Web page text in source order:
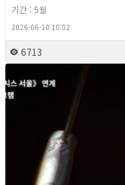
기간 : 5월
2026-06-10 10:02
6713